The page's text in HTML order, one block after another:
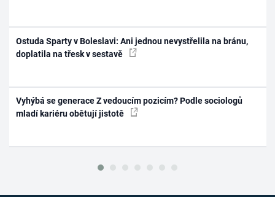
Ostuda Sparty v Boleslavi: Ani jednou nevystřelila na bránu,
doplatila na třesk v sestavě
Vyhýbá se generace Z vedoucím pozicím? Podle sociologů
mladí kariéru obětují jistotě